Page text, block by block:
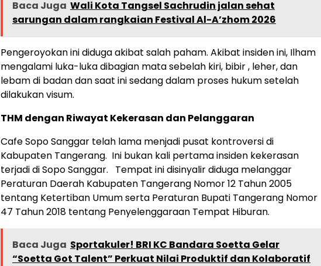
Baca Juga Wali Kota Tangsel Sachrudin jalan sehat
sarungan dalam rangkaian Festival Al-A’zhom 2026
Pengeroyokan ini diduga akibat salah paham. Akibat insiden ini, Ilham
mengalami luka-luka dibagian mata sebelah kiri, bibir , leher, dan
lebam di badan dan saat ini sedang dalam proses hukum setelah
dilakukan visum.
THM dengan Riwayat Kekerasan dan Pelanggaran
Cafe Sopo Sanggar telah lama menjadi pusat kontroversi di
Kabupaten Tangerang. Ini bukan kali pertama insiden kekerasan
terjadi di Sopo Sanggar. Tempat ini disinyalir diduga melanggar
Peraturan Daerah Kabupaten Tangerang Nomor 12 Tahun 2005
tentang Ketertiban Umum serta Peraturan Bupati Tangerang Nomor
47 Tahun 2018 tentang Penyelenggaraan Tempat Hiburan.
Baca Juga Sportakuler! BRI KC Bandara Soetta Gelar
“Soetta Got Talent” Perkuat Nilai Produktif dan Kolaboratif